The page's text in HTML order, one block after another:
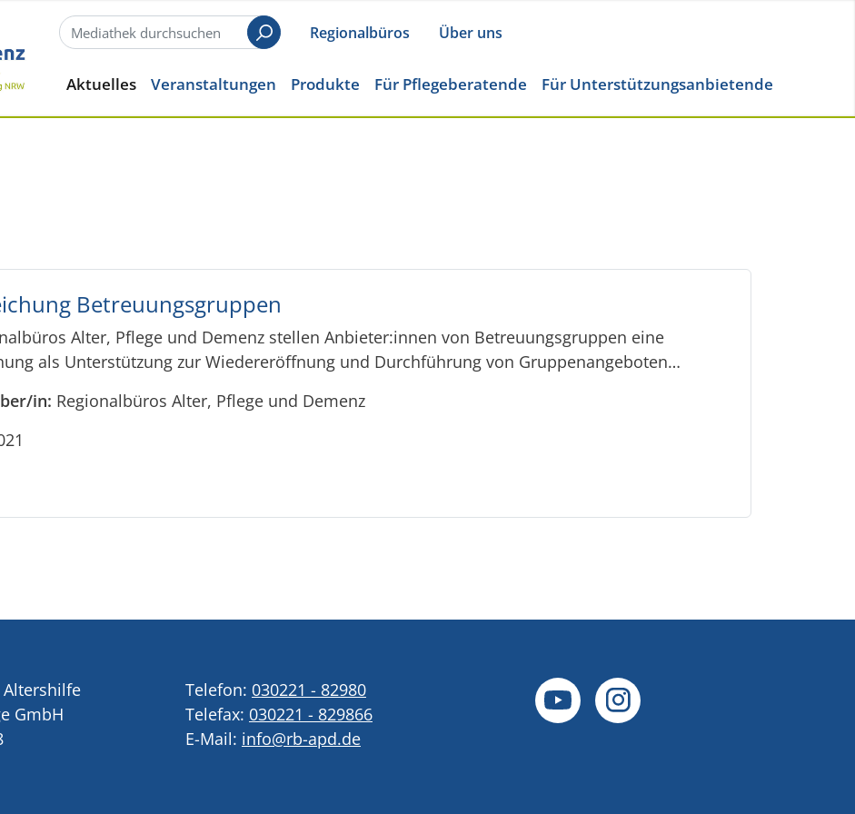
SuchenRegionalbüros Über uns
Aktuelles Veranstaltungen Produkte Für Pflegeberatende Für Unterstützungsanbietende
Betreuungsgruppen
Alter, Pflege und Demenz stellen Anbieter:innen von Betreuungsgruppen eine
als Unterstützung zur Wiedereröffnung und Durchführung von Gruppenangeboten…
in: Regionalbüros Alter, Pflege und Demenz
GmbH
Telefon: 030221 - 82980
Telefax: 030221 - 829866
E-Mail: info@rb-apd.de